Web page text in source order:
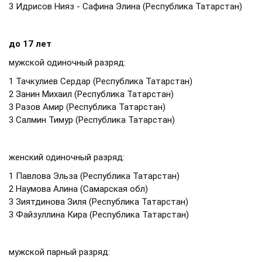
3 Идрисов Нияз - Сафина Элина (Республика Татарстан)
до 17 лет
мужской одиночный разряд:
1 Тачкулиев Сердар (Республика Татарстан)
2 Занин Михаил (Республика Татарстан)
3 Разов Амир (Республика Татарстан)
3 Салмин Тимур (Республика Татарстан)
женский одиночный разряд:
1 Павлова Эльза (Республика Татарстан)
2 Наумова Алина (Самарская обл)
3 Зиятдинова Зиля (Республика Татарстан)
3 Файзуллина Кира (Республика Татарстан)
мужской парный разряд: